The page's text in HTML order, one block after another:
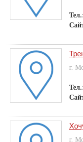
г.
г.